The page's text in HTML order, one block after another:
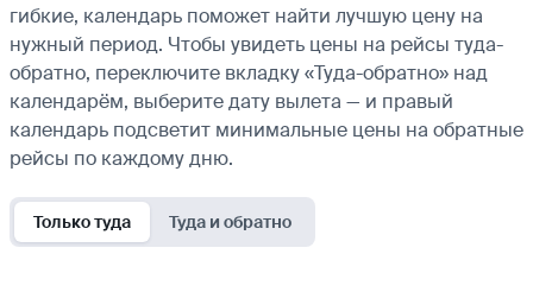
гибкие, календарь поможет найти лучшую цену на
нужный период. Чтобы увидеть цены на рейсы туда-
обратно, переключите вкладку «Туда-обратно» над
календарём, выберите дату вылета — и правый
календарь подсветит минимальные цены на обратные
рейсы по каждому дню.
Только туда Туда и обратно